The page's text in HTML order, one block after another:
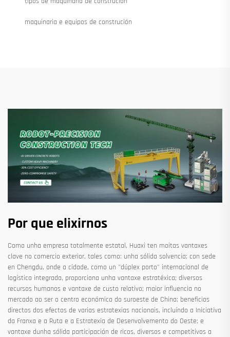
maquinaria e equipos de construción
Por que elixirnos
Como unha empresa totalmente estatal, Huaxi ten moitas vantaxes
clave no comercio exterior, tales como: unha sólida solvencia; con sede
en Chengdu, onde a cidade, como un "dúplex porto" internacional de
logística integrada, proporciona unha vantaxe estratéxica; diversos
recursos humanos e vantaxe de custo relativo; maior influencia no
mercado ao ser o centro económico do suroeste de China; beneficios
directos dos efectos de varias estratexias nacionais, incluíndo a Iniciativa
da Franxa e a Ruta e a Estratexia de Desenvolvemento do Oeste; e
vantaxe dunha sólida participación de ricos, diversos e competitivos a